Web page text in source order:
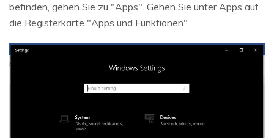
befinden, gehen Sie zu "Apps". Gehen Sie unter Apps auf
die Registerkarte "Apps und Funktionen".